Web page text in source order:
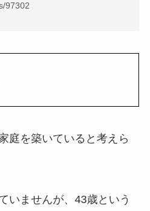
97302
庭を築いていると考えら
いませんが、43歳という